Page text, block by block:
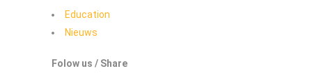
Education
Nieuws
Folow us / Share